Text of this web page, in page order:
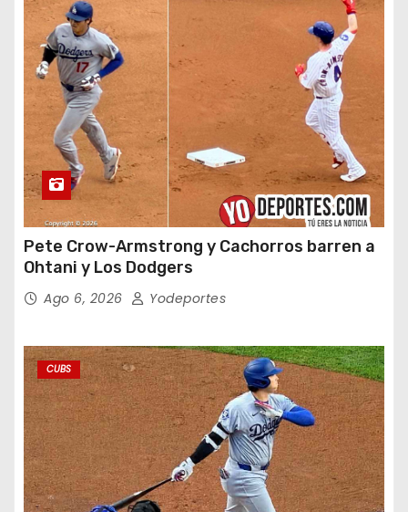
Pete Crow-Armstrong y Cachorros barren a
Ohtani y Los Dodgers
Ago 6, 2026 Yodeportes
CUBS